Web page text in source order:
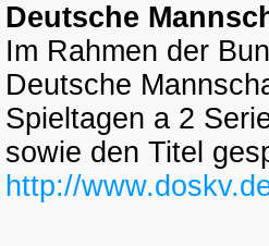
Deutsche
Im Rahmen der
Deutsche
Spieltagen a 2
sowie den Titel
http://